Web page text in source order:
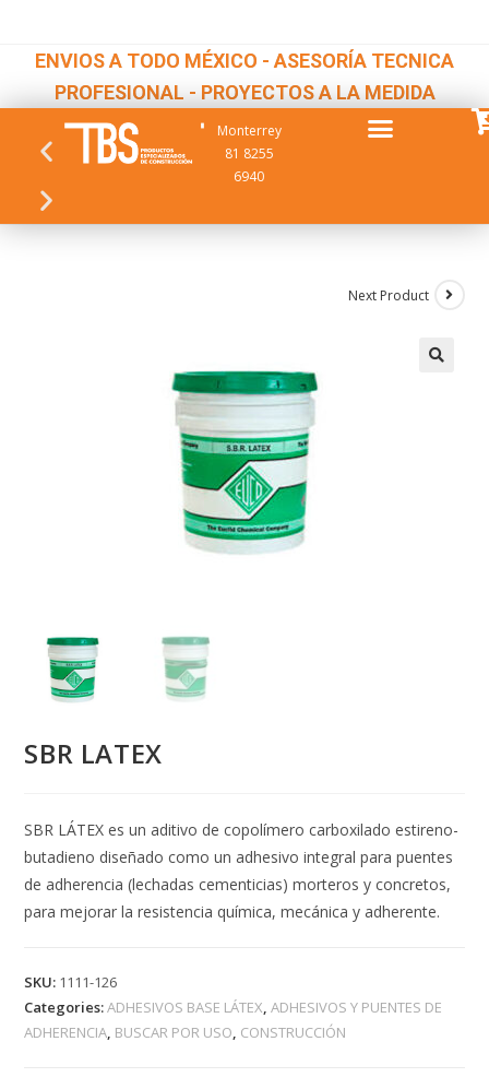
ENVIOS A TODO MÉXICO - ASESORÍA TECNICA
PROFESIONAL - PROYECTOS A LA MEDIDA
Monterrey
81 8255
6940
Next Product
SBR LATEX
SBR LÁTEX es un aditivo de copolímero carboxilado estireno-
butadieno diseñado como un adhesivo integral para puentes
de adherencia (lechadas cementicias) morteros y concretos,
para mejorar la resistencia química, mecánica y adherente.
SKU: 1111-126
Categories:ADHESIVOS BASE LÁTEX,ADHESIVOS Y PUENTES DE
ADHERENCIA, BUSCAR POR USO, CONSTRUCCIÓN